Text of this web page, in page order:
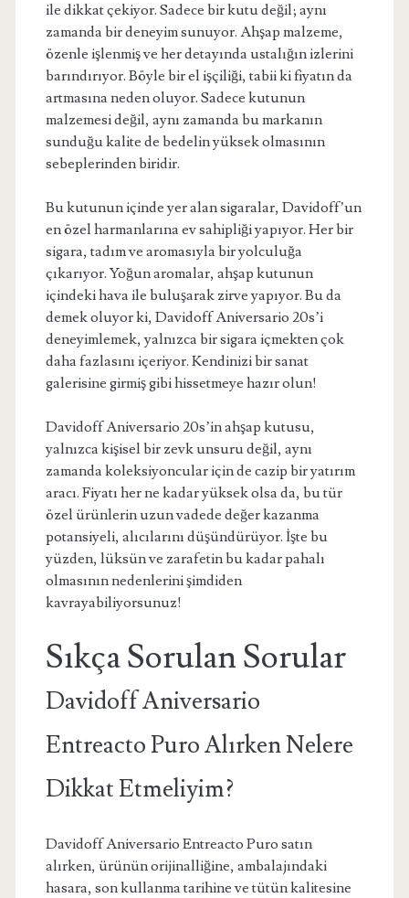
ile dikkat çekiyor. Sadece bir kutu değil; aynı
zamanda bir deneyim sunuyor. Ahşap malzeme,
özenle işlenmiş ve her detayında ustalığın izlerini
barındırıyor. Böyle bir el işçiliği, tabii ki fiyatın da
artmasına neden oluyor. Sadece kutunun
malzemesi değil, aynı zamanda bu markanın
sunduğu kalite de bedelin yüksek olmasının
sebeplerinden biridir.
Bu kutunun içinde yer alan sigaralar, Davidoff’un
en özel harmanlarına ev sahipliği yapıyor. Her bir
sigara, tadım ve aromasıyla bir yolculuğa
çıkarıyor. Yoğun aromalar, ahşap kutunun
içindeki hava ile buluşarak zirve yapıyor. Bu da
demek oluyor ki, Davidoff Aniversario 20s’i
deneyimlemek, yalnızca bir sigara içmekten çok
daha fazlasını içeriyor. Kendinizi bir sanat
galerisine girmiş gibi hissetmeye hazır olun!
Davidoff Aniversario 20s’in ahşap kutusu,
yalnızca kişisel bir zevk unsuru değil, aynı
zamanda koleksiyoncular için de cazip bir yatırım
aracı. Fiyatı her ne kadar yüksek olsa da, bu tür
özel ürünlerin uzun vadede değer kazanma
potansiyeli, alıcılarını düşündürüyor. İşte bu
yüzden, lüksün ve zarafetin bu kadar pahalı
olmasının nedenlerini şimdiden
kavrayabiliyorsunuz!
Sıkça Sorulan Sorular
Davidoff Aniversario
Entreacto Puro Alırken Nelere
Dikkat Etmeliyim?
Davidoff Aniversario Entreacto Puro satın
alırken, ürünün orijinalliğine, ambalajındaki
hasara, son kullanma tarihine ve tütün kalitesine